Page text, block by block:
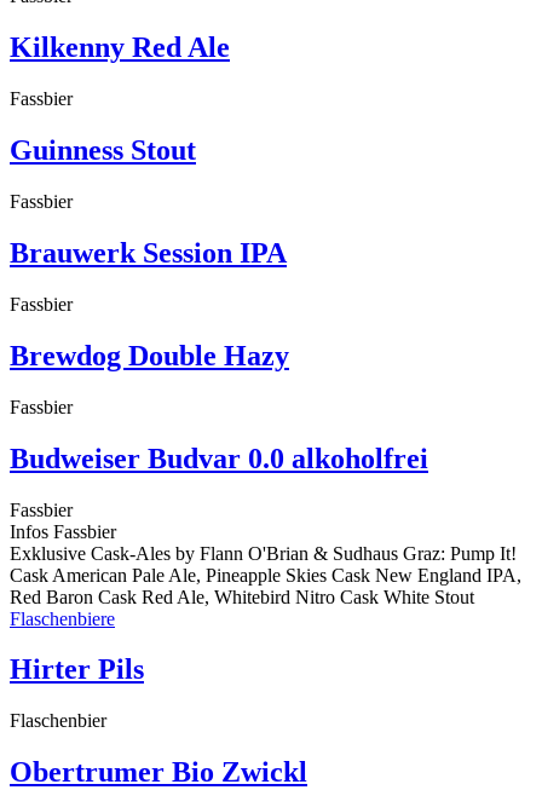
Kilkenny Red Ale
Fassbier
Guinness Stout
Fassbier
Brauwerk Session IPA
Fassbier
Brewdog Double Hazy
Fassbier
Budweiser Budvar 0.0 alkoholfrei
Fassbier
Infos Fassbier
Exklusive Cask-Ales by Flann O'Brian & Sudhaus Graz: Pump It!
Cask American Pale Ale, Pineapple Skies Cask New England IPA,
Red Baron Cask Red Ale, Whitebird Nitro Cask White Stout
Flaschenbiere
Hirter Pils
Flaschenbier
Obertrumer Bio Zwickl